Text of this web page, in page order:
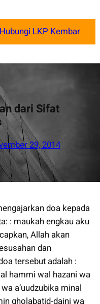
Hubungi LKP Kembar
dari Sifat
29, 2014
doa kepada
: maukah engkau aku
Allah akan
dan
tersebut adalah :
hammi wal hazani wa
a’uudzubika minal
gholabatid-daini wa